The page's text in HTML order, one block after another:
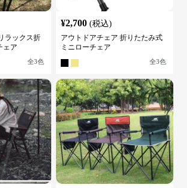
ラックス折
ェア
全3色
¥2,700 (税込)
アウトドアチェア 折りたたみ式
ミニローチェア
全3色